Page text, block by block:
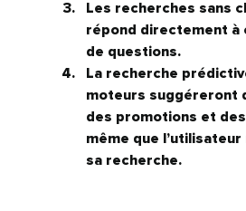
Les recherches sans
répond directement à
de questions.
La recherche
moteurs suggéreront
des promotions et
même que l’utilisateur
sa recherche.